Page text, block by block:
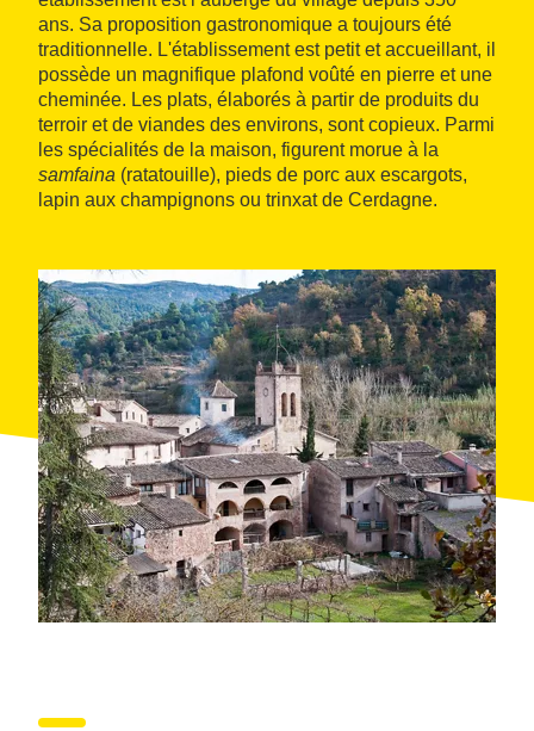
ans. Sa proposition gastronomique a toujours été
traditionnelle. L'établissement est petit et accueillant, il
possède un magnifique plafond voûté en pierre et une
cheminée. Les plats, élaborés à partir de produits du
terroir et de viandes des environs, sont copieux. Parmi
les spécialités de la maison, figurent morue à la
samfaina (ratatouille), pieds de porc aux escargots,
lapin aux champignons ou trinxat de Cerdagne.